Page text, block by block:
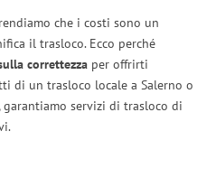
che i costi sono un
il trasloco. Ecco perché
correttezza per offrirti
di un trasloco locale a Salerno o
servizi di trasloco di